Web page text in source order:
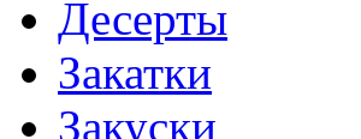
Десерты
Закатки
Закуски